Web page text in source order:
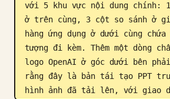
với 5 khu vực nội dung chính:
ở trên cùng, 3 cột so sánh ở
hàng ứng dụng ở dưới cùng
tượng đi kèm. Thêm một dòng
logo OpenAI ở góc dưới bên
rằng đây là bản tái tạo PPT
hình ảnh đã tải lên, với giao